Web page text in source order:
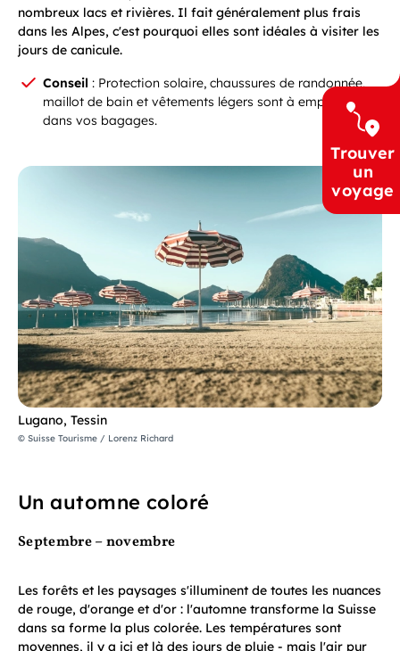
Trouver
un
voyage
nombreux lacs et rivières. Il fait généralement plus frais
dans les Alpes, c'est pourquoi elles sont idéales à visiter les
jours de canicule.
Conseil : Protection solaire, chaussures de randonnée,
maillot de bain et vêtements légers sont à emporter
dans vos bagages.
Lugano, Tessin
© Suisse Tourisme / Lorenz Richard
Un automne coloré
Septembre – novembre
Les forêts et les paysages s'illuminent de toutes les nuances
de rouge, d'orange et d'or : l'automne transforme la Suisse
dans sa forme la plus colorée. Les températures sont
moyennes, il y a ici et là des jours de pluie - mais l'air pur